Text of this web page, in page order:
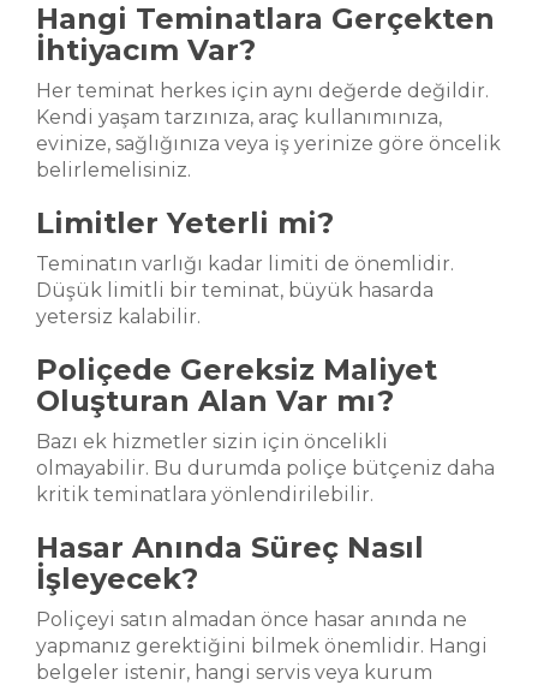
Hangi Teminatlara Gerçekten
İhtiyacım Var?
Her teminat herkes için aynı değerde değildir.
Kendi yaşam tarzınıza, araç kullanımınıza,
evinize, sağlığınıza veya iş yerinize göre öncelik
belirlemelisiniz.
Limitler Yeterli mi?
Teminatın varlığı kadar limiti de önemlidir.
Düşük limitli bir teminat, büyük hasarda
yetersiz kalabilir.
Poliçede Gereksiz Maliyet
Oluşturan Alan Var mı?
Bazı ek hizmetler sizin için öncelikli
olmayabilir. Bu durumda poliçe bütçeniz daha
kritik teminatlara yönlendirilebilir.
Hasar Anında Süreç Nasıl
İşleyecek?
Poliçeyi satın almadan önce hasar anında ne
yapmanız gerektiğini bilmek önemlidir. Hangi
belgeler istenir, hangi servis veya kurum